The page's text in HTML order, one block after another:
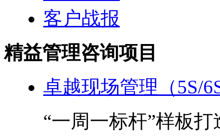
客户战报
精益管理咨询项目
卓越现场管理（5S/
“一周一标杆”样板